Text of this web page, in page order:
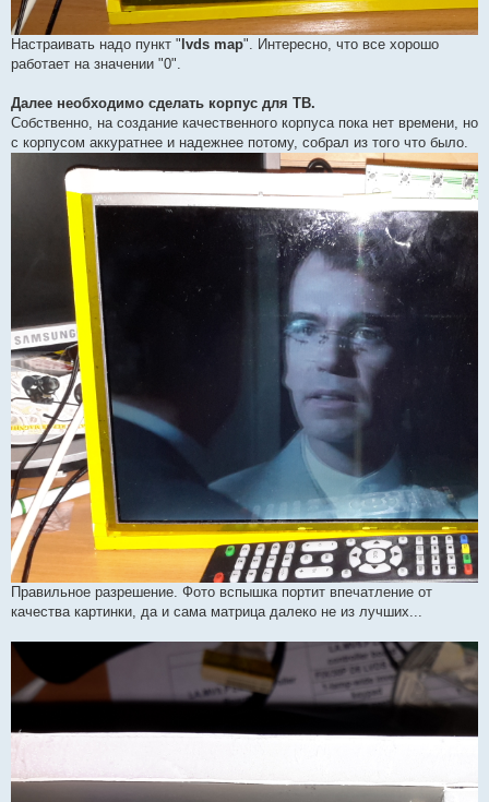
Настраивать надо пункт " lvds map". Интересно, что все хорошо
работает на значении "0".
Далее необходимо сделать корпус для ТВ.
Собственно, на создание качественного корпуса пока нет времени, но
с корпусом аккуратнее и надежнее потому, собрал из того что было.
Правильное разрешение. Фото вспышка портит впечатление от
качества картинки, да и сама матрица далеко не из лучших...